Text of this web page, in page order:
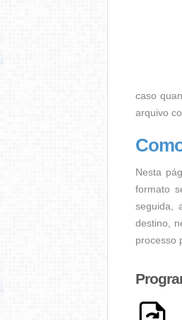
caso
arquivo
Nesta
formato
seguida,
destino,
processo